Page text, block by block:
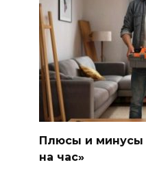
Плюсы и минусы
на час»